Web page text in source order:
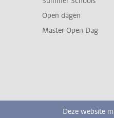
Open dagen
Master Open Dag
Deze website